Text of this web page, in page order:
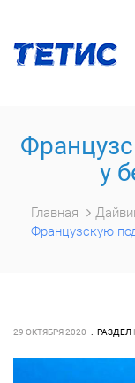
у
Главная
Французскую
29 ОКТЯБРЯ 2020 РАЗДЕЛ